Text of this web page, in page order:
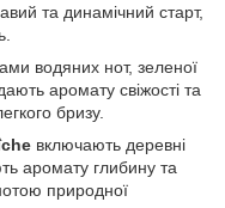
та динамічний старт,
водяних нот, зеленої
аромату свіжості та
бризу.
включають деревні
аромату глибину та
природної